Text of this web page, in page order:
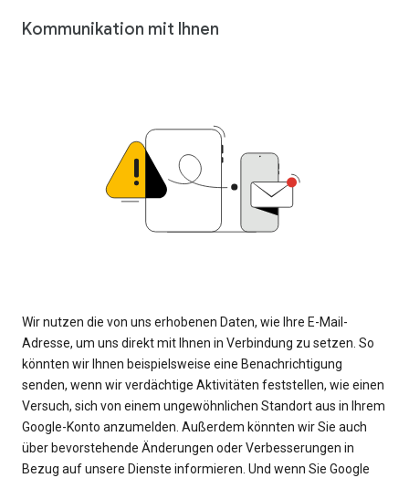
Kommunikation mit Ihnen
Wir nutzen die von uns erhobenen Daten, wie Ihre E-Mail-
Adresse, um uns direkt mit Ihnen in Verbindung zu setzen. So
könnten wir Ihnen beispielsweise eine Benachrichtigung
senden, wenn wir verdächtige Aktivitäten feststellen, wie einen
Versuch, sich von einem ungewöhnlichen Standort aus in Ihrem
Google-Konto anzumelden. Außerdem könnten wir Sie auch
über bevorstehende Änderungen oder Verbesserungen in
Bezug auf unsere Dienste informieren. Und wenn Sie Google